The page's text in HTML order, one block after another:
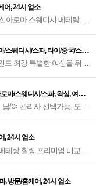
어, 24시 업소
아로마 스웨디시 베테랑 프
/스웨디시/스파, 타이/중국/스포
드 최강 특별한 여성을 위한
마/스웨디시/스파, 왁싱, 여성
/여 관리사 선택가능, 도심
, 24시 업소
테랑 힐링 프리미엄 비교불
, 방문/홈케어, 24시 업소